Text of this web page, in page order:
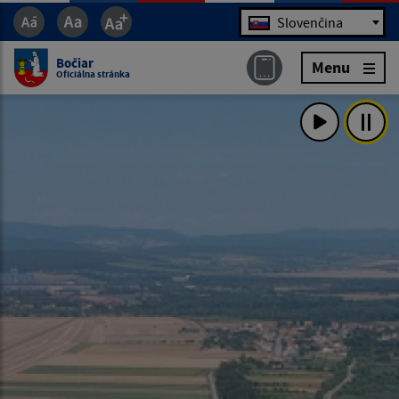
Jazyk Slovenčina
Bočiar
Oficiálna stránka Menu